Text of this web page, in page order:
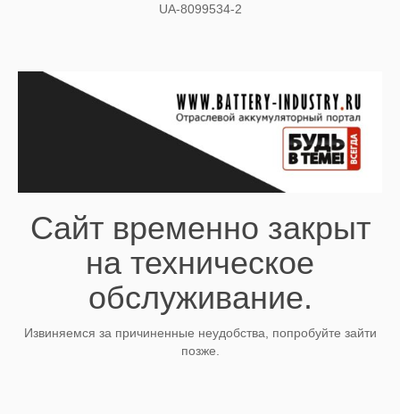
UA-8099534-2
Сайт временно закрыт
на техническое
обслуживание.
Извиняемся за причиненные неудобства, попробуйте зайти
позже.